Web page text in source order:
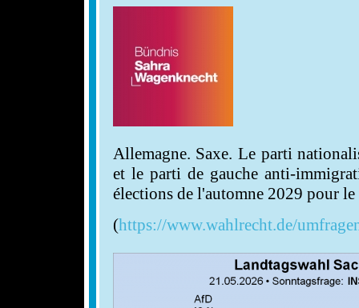
Allemagne. Saxe. Le parti
et le parti de gauche anti-
élections de l'automne 2029 pour le
(https://www.wahlrecht.de/